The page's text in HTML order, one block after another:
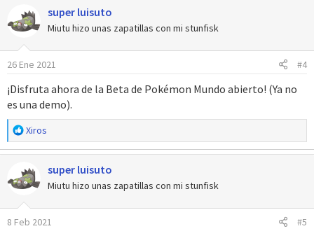
super luisuto
Miutu hizo unas zapatillas con mi stunfisk
26 Ene 2021 #4
¡Disfruta ahora de la Beta de Pokémon Mundo abierto! (Ya no
es una demo).
R
e
a
c
c
o
n
Xiros
super luisuto
Miutu hizo unas zapatillas con mi stunfisk
8 Feb 2021 #5